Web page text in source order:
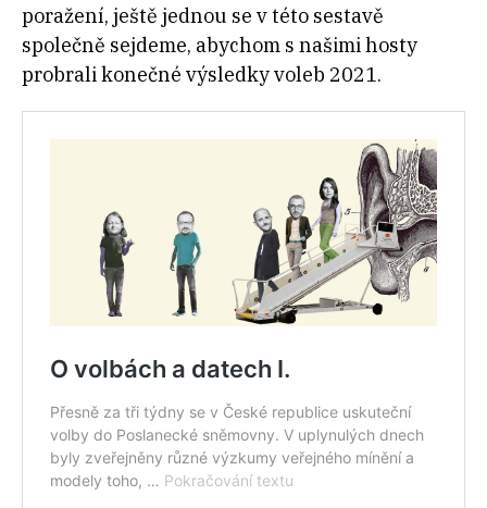
poražení, ještě jednou se v této sestavě
společně sejdeme, abychom s našimi hosty
probrali konečné výsledky voleb 2021.